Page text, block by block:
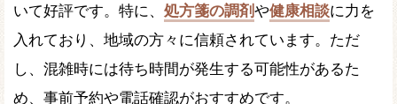
いて好評です。特に、 処方箋の調剤や健康相談に力を
入れており、地域の方々に信頼されています。ただ
し、混雑時には待ち時間が発生する可能性があるた
め、事前予約や電話確認がおすすめです。